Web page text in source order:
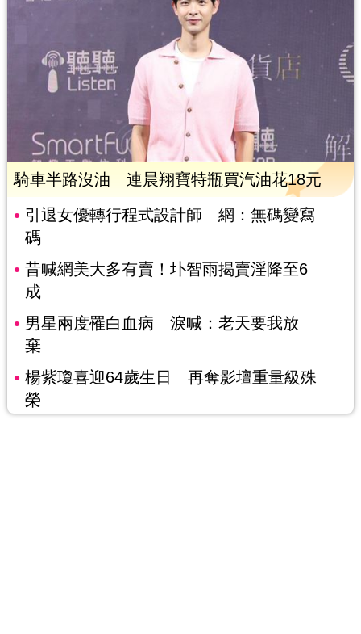
騎車半路沒油 連晨翔寶特瓶買汽油花18元
引退女優轉行程式設計師 網：無碼變寫
碼
昔喊網美大多有賣！圤智雨揭賣淫降至6
成
男星兩度罹白血病 淚喊：老天要我放
棄
楊紫瓊喜迎64歲生日 再奪影壇重量級殊
榮